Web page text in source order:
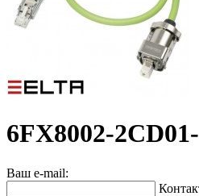
6FX8002-
Ваш e-mail: